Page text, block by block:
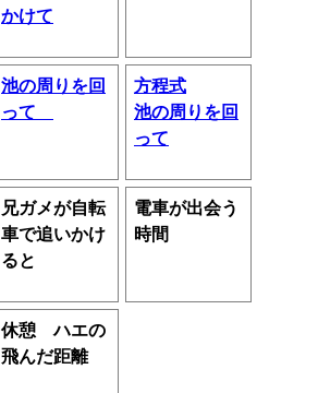
かけて
池の周りを回
って
方程式
池の周りを回
って
兄ガメが自転
車で追いかけ
ると
電車が出会う
時間
休憩 ハエの
飛んだ距離